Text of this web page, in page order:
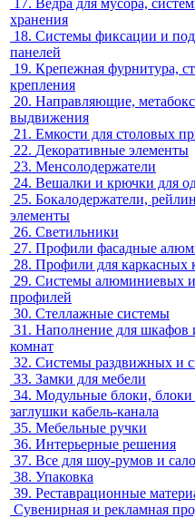
17. Ведра для мусора,
хранения
18. Системы фиксации и
панелей
19. Крепежная фурнитура,
крепления
20. Направляющие,
выдвижения
21. Емкости для столовых
22. Декоративные элементы
23. Менсолодержатели
24. Вешалки и крючки для
25. Бокалодержатели,
элементы
26. Светильники
27. Профили фасадные
28. Профили для каркасных
29. Системы алюминиевых
профилей
30. Стеллажные системы
31. Наполнение для шкафов
комнат
32. Системы раздвижных и
33. Замки для мебели
34. Модульные блоки, блоки
заглушки кабель-канала
35. Мебельные ручки
36. Интерьерные решения
37. Все для шоу-румов и
38. Упаковка
39. Реставрационные
Сувенирная и рекламная